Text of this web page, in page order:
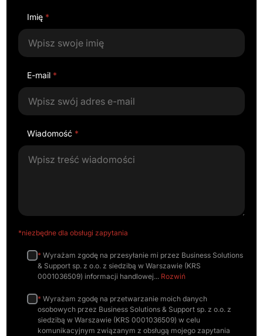
Imię *
E-mail *
Wiadomość *
*niezbędne dla obsługi zapytania
* Wyrażam zgodę na przesyłanie mi przez Business Solutions
& Support sp. z o.o. z siedzibą w Warszawie (KRS
0001036509) informacji handlowej
Rozwiń
* Wyrażam zgodę na przetwarzanie moich danych
osobowych przez Business Solutions & Support sp. z o.o. z
siedzibą w Warszawie (KRS 0001036509) w celu
komunikacyjnym związanym z obsługą mojego zapytania